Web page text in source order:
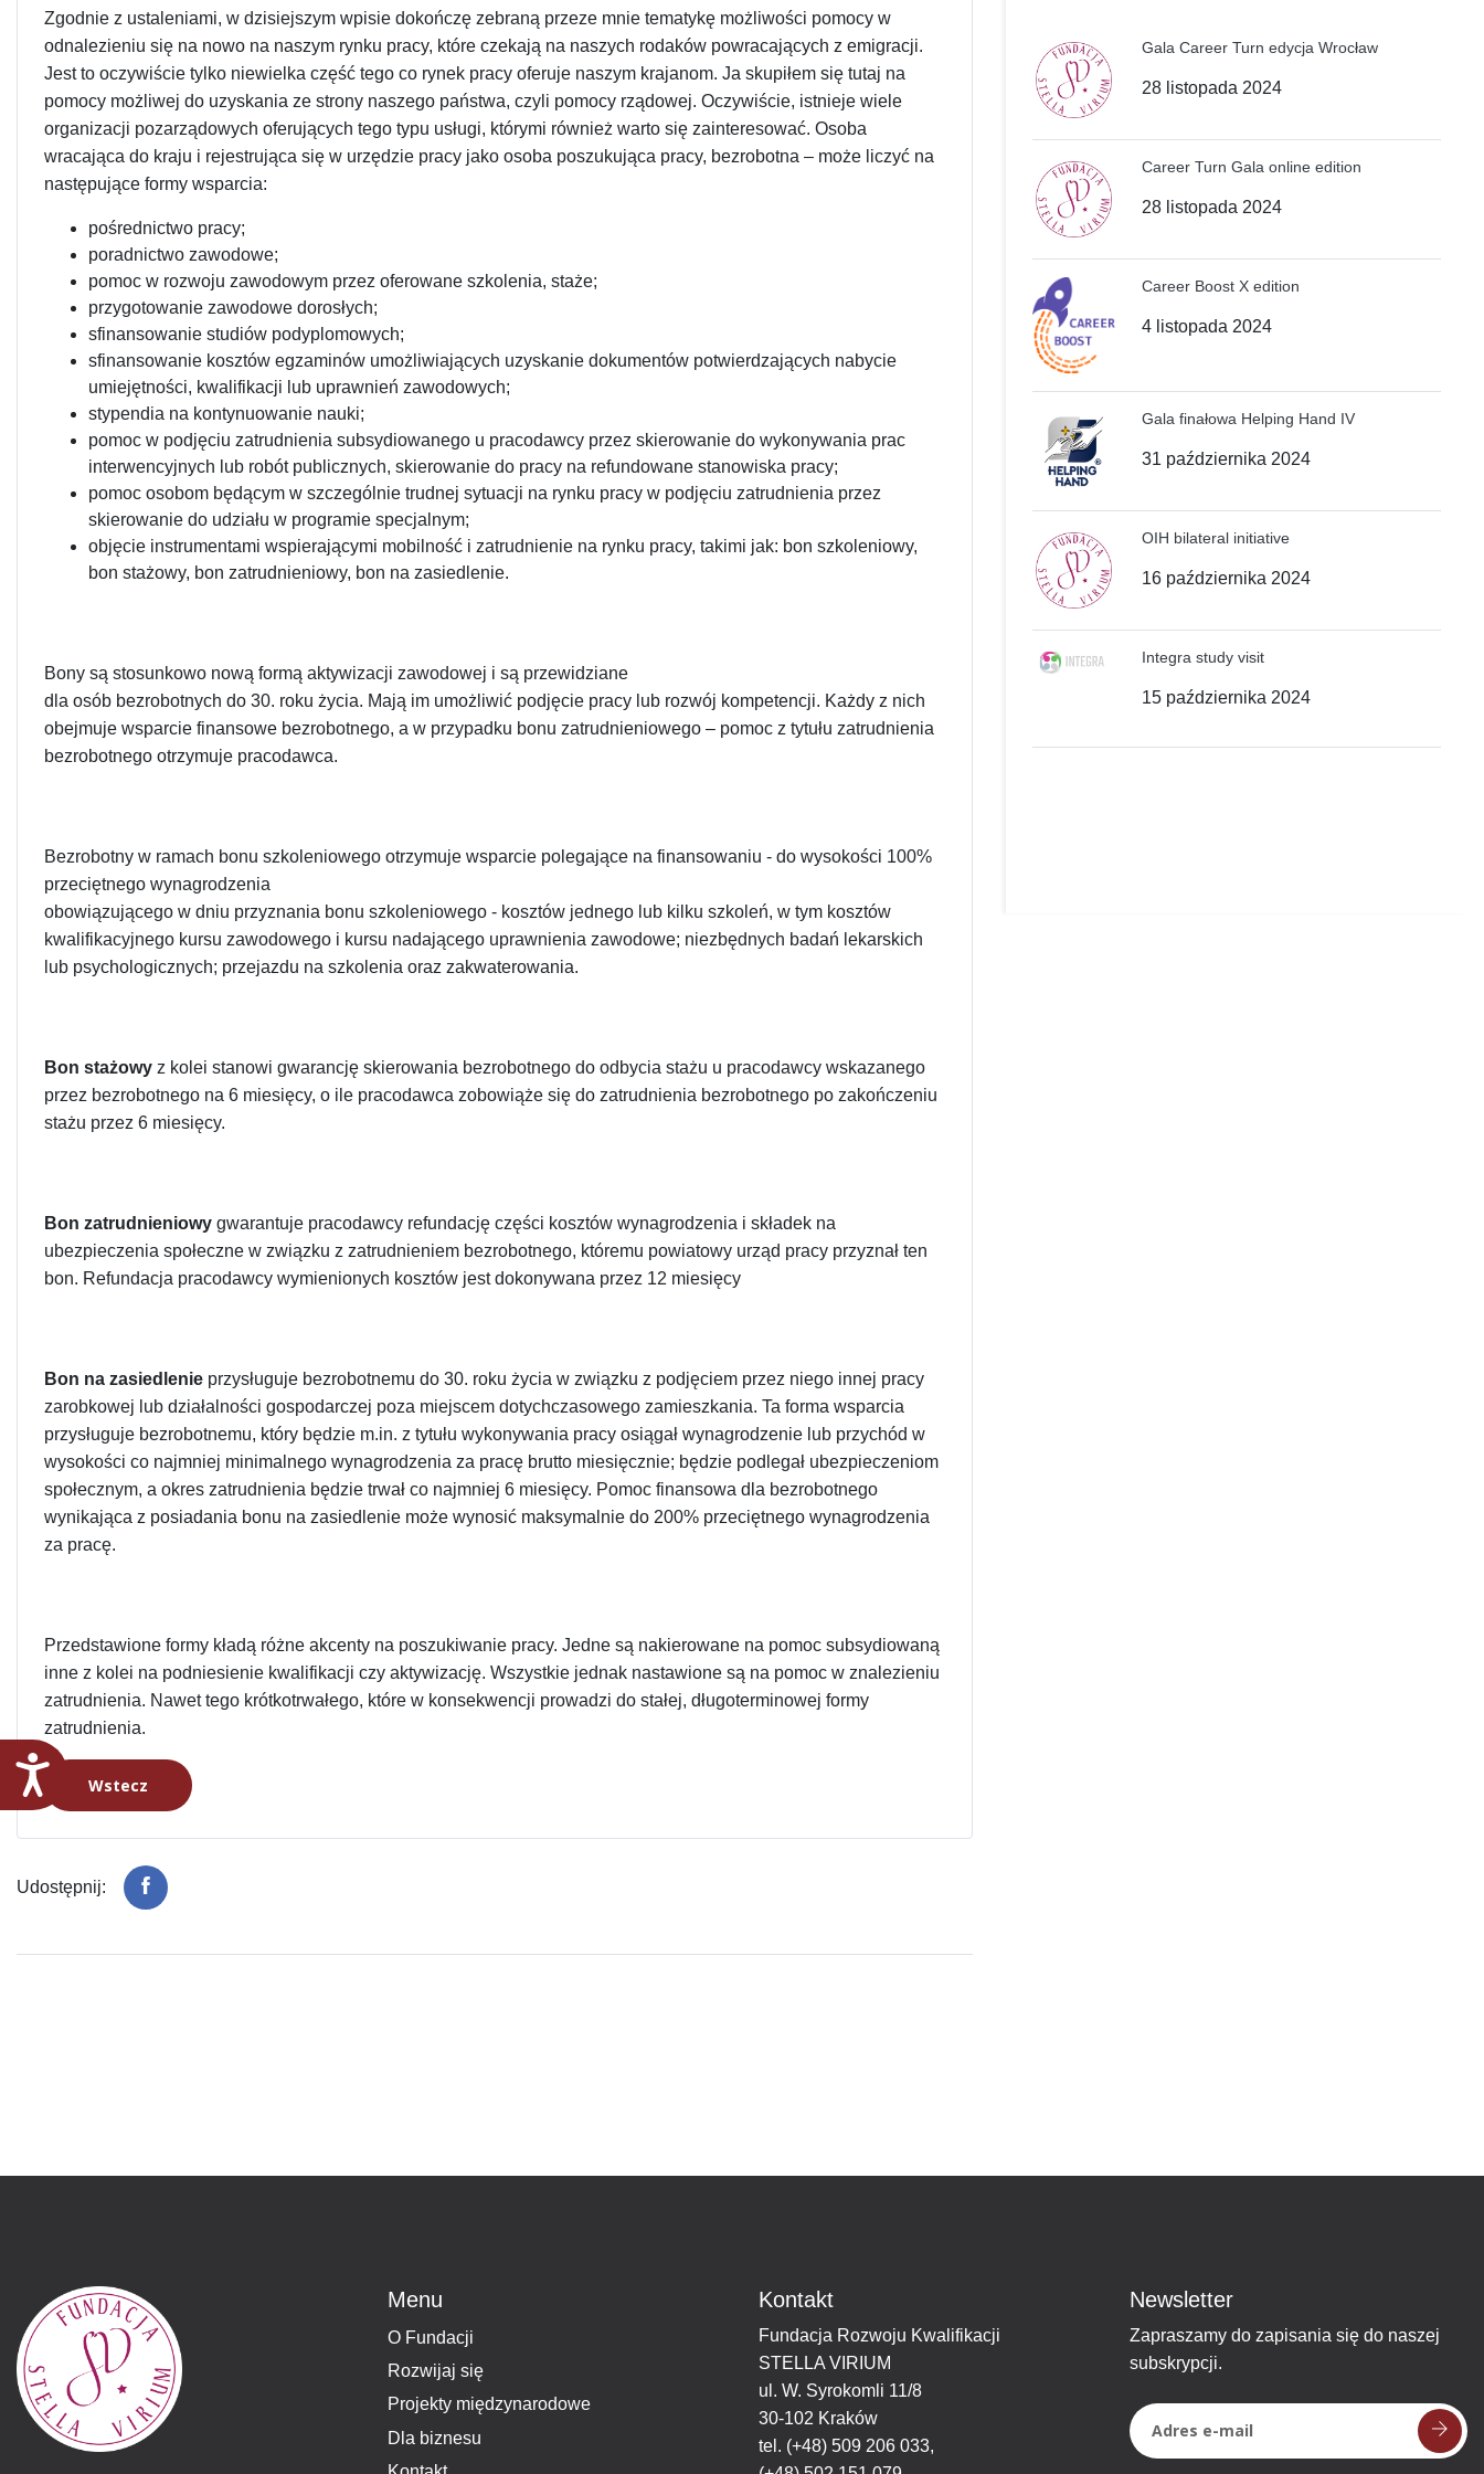
Dostępność
Zgodnie z ustaleniami, w dzisiejszym wpisie dokończę zebraną przeze mnie tematykę możliwości pomocy w
odnalezieniu się na nowo na naszym rynku pracy, które czekają na naszych rodaków powracających z emigracji.
Jest to oczywiście tylko niewielka część tego co rynek pracy oferuje naszym krajanom. Ja skupiłem się tutaj na
pomocy możliwej do uzyskania ze strony naszego państwa, czyli pomocy rządowej. Oczywiście, istnieje wiele
organizacji pozarządowych oferujących tego typu usługi, którymi również warto się zainteresować. Osoba
wracająca do kraju i rejestrująca się w urzędzie pracy jako osoba poszukująca pracy, bezrobotna – może liczyć na
następujące formy wsparcia:
pośrednictwo pracy;
poradnictwo zawodowe;
pomoc w rozwoju zawodowym przez oferowane szkolenia, staże;
przygotowanie zawodowe dorosłych;
sfinansowanie studiów podyplomowych;
sfinansowanie kosztów egzaminów umożliwiających uzyskanie dokumentów potwierdzających nabycie
umiejętności, kwalifikacji lub uprawnień zawodowych;
stypendia na kontynuowanie nauki;
pomoc w podjęciu zatrudnienia subsydiowanego u pracodawcy przez skierowanie do wykonywania prac
interwencyjnych lub robót publicznych, skierowanie do pracy na refundowane stanowiska pracy;
pomoc osobom będącym w szczególnie trudnej sytuacji na rynku pracy w podjęciu zatrudnienia przez
skierowanie do udziału w programie specjalnym;
objęcie instrumentami wspierającymi mobilność i zatrudnienie na rynku pracy, takimi jak: bon szkoleniowy,
bon stażowy, bon zatrudnieniowy, bon na zasiedlenie.
Bony są stosunkowo nową formą aktywizacji zawodowej i są przewidziane
dla osób bezrobotnych do 30. roku życia. Mają im umożliwić podjęcie pracy lub rozwój kompetencji. Każdy z nich
obejmuje wsparcie finansowe bezrobotnego, a w przypadku bonu zatrudnieniowego – pomoc z tytułu zatrudnienia
bezrobotnego otrzymuje pracodawca.
Bezrobotny w ramach bonu szkoleniowego otrzymuje wsparcie polegające na finansowaniu - do wysokości 100%
przeciętnego wynagrodzenia
obowiązującego w dniu przyznania bonu szkoleniowego - kosztów jednego lub kilku szkoleń, w tym kosztów
kwalifikacyjnego kursu zawodowego i kursu nadającego uprawnienia zawodowe; niezbędnych badań lekarskich
lub psychologicznych; przejazdu na szkolenia oraz zakwaterowania.
Bon stażowy z kolei stanowi gwarancję skierowania bezrobotnego do odbycia stażu u pracodawcy wskazanego
przez bezrobotnego na 6 miesięcy, o ile pracodawca zobowiąże się do zatrudnienia bezrobotnego po zakończeniu
stażu przez 6 miesięcy.
Bon zatrudnieniowy gwarantuje pracodawcy refundację części kosztów wynagrodzenia i składek na
ubezpieczenia społeczne w związku z zatrudnieniem bezrobotnego, któremu powiatowy urząd pracy przyznał ten
bon. Refundacja pracodawcy wymienionych kosztów jest dokonywana przez 12 miesięcy
Bon na zasiedlenie przysługuje bezrobotnemu do 30. roku życia w związku z podjęciem przez niego innej pracy
zarobkowej lub działalności gospodarczej poza miejscem dotychczasowego zamieszkania. Ta forma wsparcia
przysługuje bezrobotnemu, który będzie m.in. z tytułu wykonywania pracy osiągał wynagrodzenie lub przychód w
wysokości co najmniej minimalnego wynagrodzenia za pracę brutto miesięcznie; będzie podlegał ubezpieczeniom
społecznym, a okres zatrudnienia będzie trwał co najmniej 6 miesięcy. Pomoc finansowa dla bezrobotnego
wynikająca z posiadania bonu na zasiedlenie może wynosić maksymalnie do 200% przeciętnego wynagrodzenia
za pracę.
Przedstawione formy kładą różne akcenty na poszukiwanie pracy. Jedne są nakierowane na pomoc subsydiowaną
inne z kolei na podniesienie kwalifikacji czy aktywizację. Wszystkie jednak nastawione są na pomoc w znalezieniu
zatrudnienia. Nawet tego krótkotrwałego, które w konsekwencji prowadzi do stałej, długoterminowej formy
zatrudnienia.
Wstecz
Udostępnij:
Gala Career Turn edycja Wrocław
28 listopada 2024
Career Turn Gala online edition
28 listopada 2024
Career Boost X edition
4 listopada 2024
Gala finałowa Helping Hand IV
31 października 2024
OIH bilateral initiative
16 października 2024
Integra study visit
15 października 2024
Menu
O Fundacji
Rozwijaj się
Projekty międzynarodowe
Dla biznesu
Kontakt
Fundacja Rozwoju Kwalifikacji
STELLA VIRIUM
ul. W. Syrokomli 11/8
30-102 Kraków
tel. (+48) 509 206 033,
Newsletter
Zapraszamy do zapisania się do naszej
subskrypcji.